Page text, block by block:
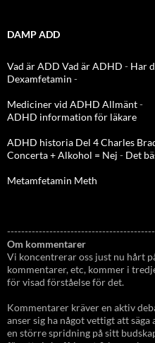
DAMP ADD
Vad är ADD Vad är ADHD - Har
Dexamfetamin -
Mediciner vid ADHD Allmänt-
ADHD information för läkare
ADHD historia Del 4 Charles
Concerta + Alkohol = Nej - Det
Metamfetamin Meth
Om kommentarer
Vi koncentrerar oss just nu hårt
kommentarer, etc, kommer i
för visad förståelse för det.
Kommentarer kräver en aktiv
anser sig ha något vettigt att
en större spridning på sitt